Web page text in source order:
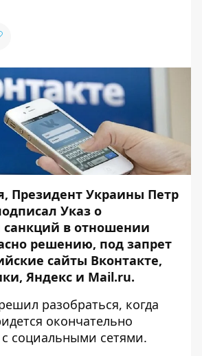
Президент Украины Петр
Указ о
в отношении
решению, под запрет
сайты Вконтакте,
Яндекс и Mail.ru.
разобраться, когда
окончательно
социальными сетями.